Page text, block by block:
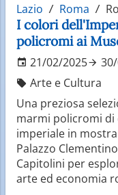
Lazio Roma
I colori
policromi ai
21/02/2025
Arte e Cultura
Una preziosa
marmi policromi di
imperiale in
Palazzo
Capitolini per
arte ed economia